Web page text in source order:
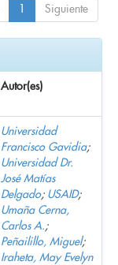
1 Siguiente
Autor(es)
Universidad
Francisco Gavidia;
Universidad Dr.
José Matías
Delgado; USAID;
Umaña Cerna,
Carlos A.;
Peñailillo, Miguel;
Iraheta, May Evelyn